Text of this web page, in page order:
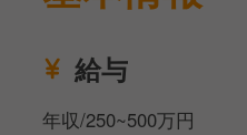
調理は既製品も入れなが
ばできるレベルですので
思います。
給与
年収/250~500万円